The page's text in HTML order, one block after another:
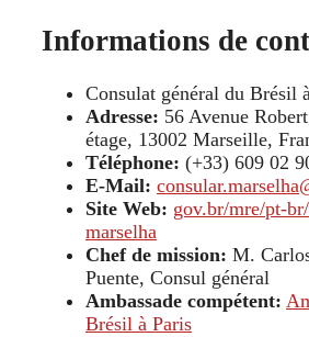
Informations de
Consulat général du Brésil
Adresse: 56 Avenue
étage, 13002 Marseille,
Téléphone: (+33) 609 02
E-Mail:
Site Web: gov.br/mre/pt-
marselha
Chef de mission: M.
Puente, Consul général
Ambassade compétent:
Brésil à Paris